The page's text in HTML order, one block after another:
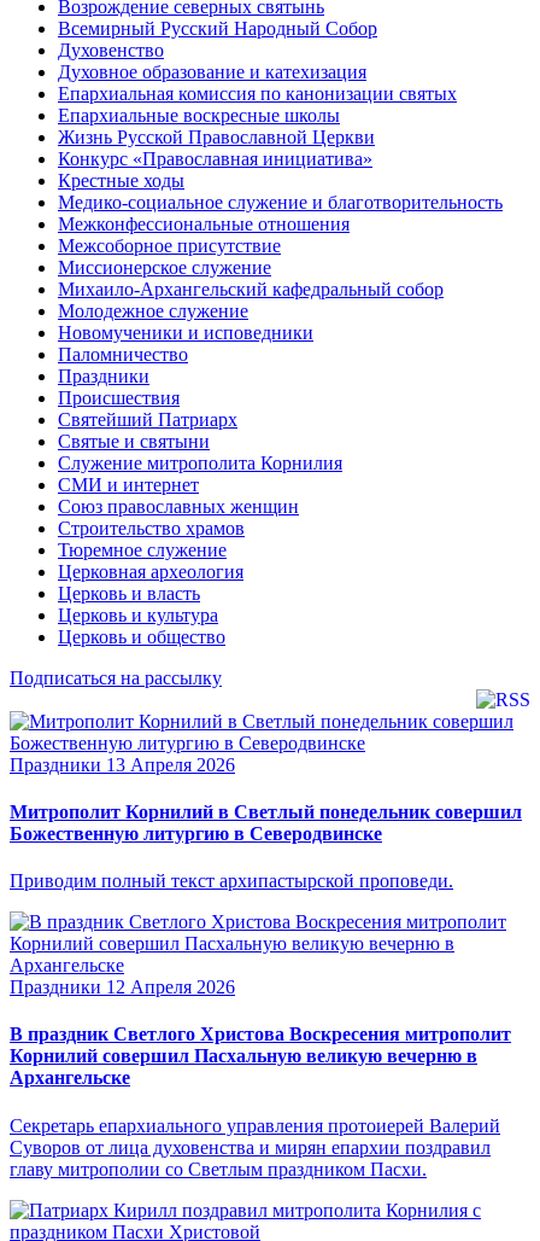
Возрождение северных святынь
Всемирный Русский Народный Собор
Духовенство
Духовное образование и катехизация
Епархиальная комиссия по канонизации святых
Епархиальные воскресные школы
Жизнь Русской Православной Церкви
Конкурс «Православная инициатива»
Крестные ходы
Медико-социальное служение и благотворительность
Межконфессиональные отношения
Межсоборное присутствие
Миссионерское служение
Михаило-Архангельский кафедральный собор
Молодежное служение
Новомученики и исповедники
Паломничество
Праздники
Происшествия
Святейший Патриарх
Святые и святыни
Служение митрополита Корнилия
СМИ и интернет
Союз православных женщин
Строительство храмов
Тюремное служение
Церковная археология
Церковь и власть
Церковь и культура
Церковь и общество
Подписаться на рассылку
Праздники 13 Апреля 2026
Митрополит Корнилий в Светлый понедельник совершил
Божественную литургию в Северодвинске
Приводим полный текст архипастырской проповеди.
Праздники 12 Апреля 2026
В праздник Светлого Христова Воскресения митрополит
Корнилий совершил Пасхальную великую вечерню в
Архангельске
Секретарь епархиального управления протоиерей Валерий
Суворов от лица духовенства и мирян епархии поздравил
главу митрополии со Светлым праздником Пасхи.